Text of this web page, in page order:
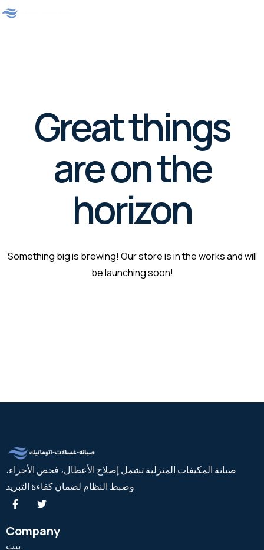
Great things
are on the
horizon
Something big is brewing! Our store is in the works and will
be launching soon!
صيانة المكيفات المنزلية تشمل إصلاح الأعطال، فحص الأجزاء،
وضبط النظام لضمان كفاءة التبريد
Company
بيت